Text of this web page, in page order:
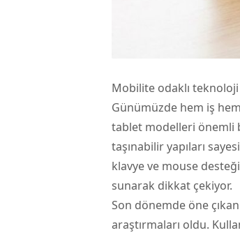
Mobilite odaklı teknoloji
Günümüzde hem iş
tablet modelleri önemli
taşınabilir yapıları
klavyeve mouse
sunarak dikkat çekiyor.
Son dönemde öne
araştırmaları oldu.